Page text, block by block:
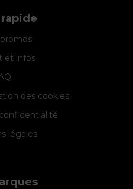
et infos
des cookies
légales